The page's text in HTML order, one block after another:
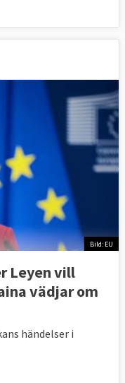
Bild: EU
Leyen vill
vädjar om
händelser i